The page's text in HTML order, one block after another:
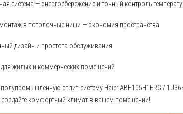
система — энергосбережение и точный контроль
в потолочные ниши — экономия пространства
дизайн и простота обслуживания
для жилых и коммерческих помещений
сплит-систему Haier ABH105H1ERG /
создайте комфортный климат в вашем помещении!